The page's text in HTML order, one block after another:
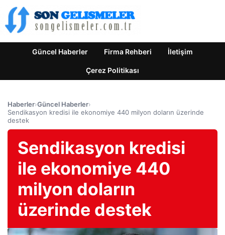
Güncel Haberler Firma Rehberi İletişim
Çerez Politikası
Haberler›Güncel Haberler›
Sendikasyon kredisi ile ekonomiye 440 milyon doların üzerinde
destek
Sendikasyon kredisi
ile ekonomiye 440
milyon doların
üzerinde destek